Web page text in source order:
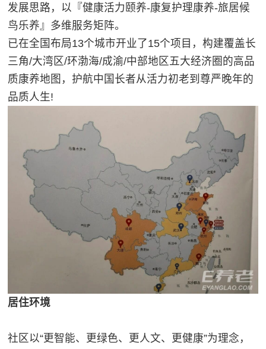
发展思路，以『健康活力颐养-康复护理康养-旅居候
鸟乐养』多维服务矩阵。
已在全国布局13个城市开业了15个项目，构建覆盖长
三角/大湾区/环渤海/成渝/中部地区五大经济圈的高品
质康养地图，护航中国长者从活力初老到尊严晚年的
品质人生!
居住环境
社区以“更智能、更绿色、更人文、更健康”为理念，